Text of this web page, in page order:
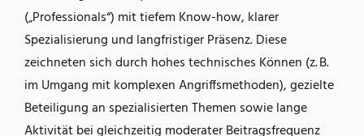
(„Professionals“) mit tiefem Know-how, klarer
Spezialisierung und langfristiger Präsenz. Diese
zeichneten sich durch hohes technisches Können (z. B.
im Umgang mit komplexen Angriffsmethoden), gezielte
Beteiligung an spezialisierten Themen sowie lange
Aktivität bei gleichzeitig moderater Beitragsfrequenz